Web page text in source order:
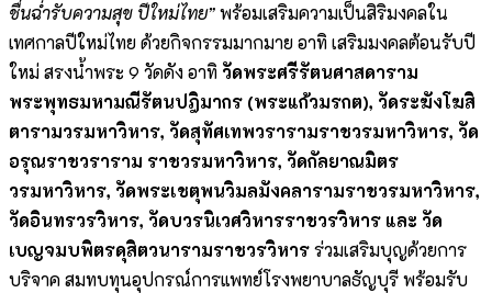
ชื่นฉ่ำรับความสุข ปีใหม่ไทย”พร้อมเสริมความเป็นสิริมงคลใน
เทศกาลปีใหม่ไทย ด้วยกิจกรรมมากมาย อาทิ เสริมมงคลต้อนรับปี
ใหม่ สรงน้ำพระ 9 วัดดัง อาทิ วัดพระศรีรัตนศาสดาราม
พระพุทธมหามณีรัตนปฎิมากร (พระแก้วมรกต), วัดระฆังโฆสิ
ตารามวรมหาวิหาร, วัดสุทัศเทพวรารามราชวรมหาวิหาร, วัด
อรุณราชวราราม ราชวรมหาวิหาร, วัดกัลยาณมิตร
วรมหาวิหาร, วัดพระเชตุพนวิมลมังคลารามราชวรมหาวิหาร,
วัดอินทรวรวิหาร, วัดบวรนิเวศวิหารราชวรวิหาร และ วัด
เบญจมบพิตรดุสิตวนารามราชวรวิหารร่วมเสริมบุญด้วยการ
บริจาค สมทบทุนอุปกรณ์การแพทย์โรงพยาบาลธัญบุรี พร้อมรับ